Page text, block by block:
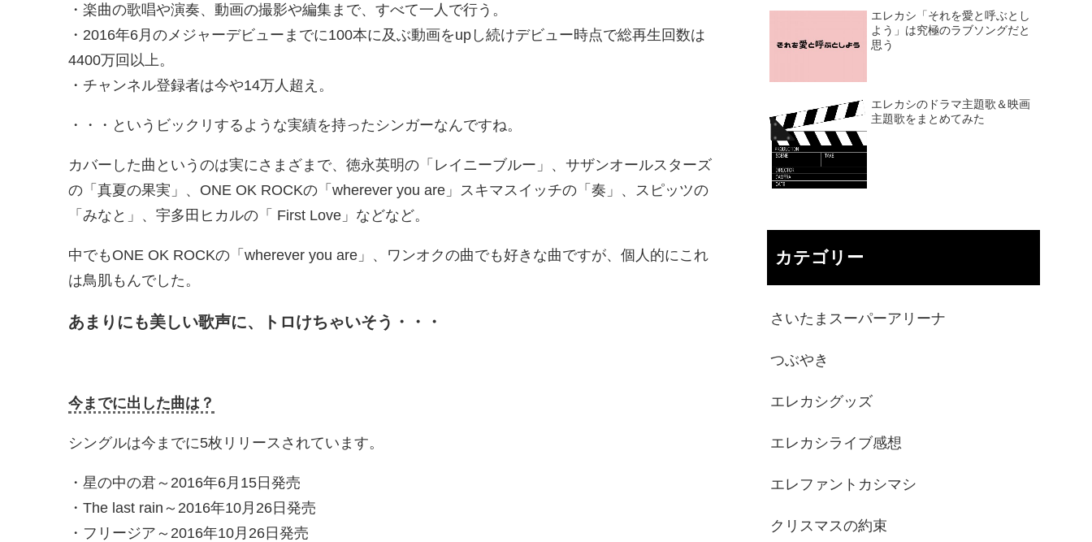
・楽曲の歌唱や演奏、動画の撮影や編集まで、すべて一人で行う。
・2016年6月のメジャーデビューまでに100本に及ぶ動画をupし続けデビュー時点で総再生回数は
4400万回以上。
・チャンネル登録者は今や14万人超え。
・・・というビックリするような実績を持ったシンガーなんですね。
カバーした曲というのは実にさまざまで、徳永英明の「レイニーブルー」、サザンオールスターズ
の「真夏の果実」、ONE OK ROCKの「wherever you are」スキマスイッチの「奏」、スピッツの
「みなと」、宇多田ヒカルの「 First Love」などなど。
中でもONE OK ROCKの「wherever you are」、ワンオクの曲でも好きな曲ですが、個人的にこれ
は鳥肌もんでした。
あまりにも美しい歌声に、トロけちゃいそう・・・
今までに出した曲は？
シングルは今までに5枚リリースされています。
・星の中の君～2016年6月15日発売
・The last rain～2016年10月26日発売
・フリージア～2016年10月26日発売
エレカシ「それを愛と呼ぶとし
よう」は究極のラブソングだと
思う
エレカシのドラマ主題歌＆映画
主題歌をまとめてみた
カテゴリー
さいたまスーパーアリーナ
つぶやき
エレカシグッズ
エレカシライブ感想
エレファントカシマシ
クリスマスの約束